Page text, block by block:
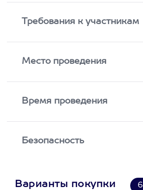
Требования к участникам
Место проведения
Время проведения
Безопасность
Варианты покупки 6